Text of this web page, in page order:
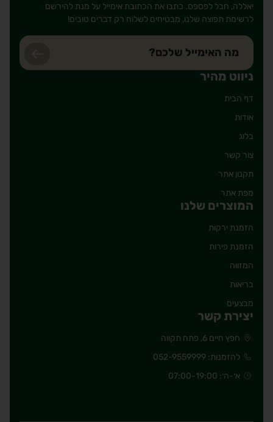
יאללה, חבל לפספס. כתבו את הכתובת אימייל על מנת להירשם
לרשימת תפוצה שלנו, מבטיחים לשלוח רק דברים טובים!
ניווט מהיר
דף הבית
אודות
בלוג
צור קשר
תקנון אתר
מפת אתר
המוצרים שלנו
הזמנת ירקות
הזמנת פירות
המזווה
בריאות
מבצעים
יצירת קשר
חפץ חיים 6, פתח תקווה
להזמנות: 052-9559999
א׳-ה׳: 07:00-19:00